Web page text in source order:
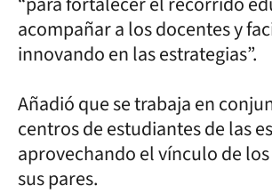
acompañar a los docentes y
innovando en las estrategias”.
Añadió que se trabaja en
centros de estudiantes de las
aprovechando el vínculo de
sus pares.